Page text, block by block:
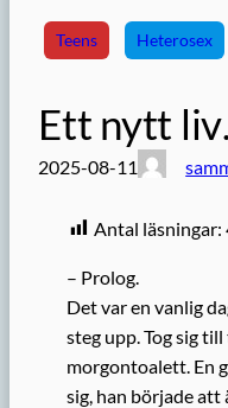
Teens Heterosex
Ett nytt
2025-08-11
Antal läsningar:
– Prolog.
Det var en vanlig
steg upp. Tog sig
morgontoalett. En
sig, han började att